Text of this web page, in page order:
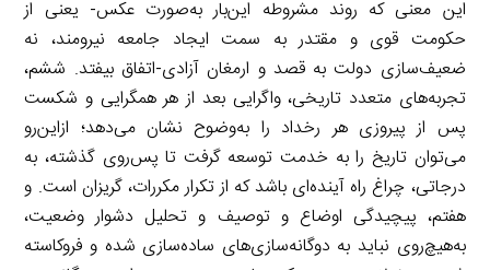
این معنی که روند مشروطه این‌بار به‌صورت عکس- یعنی از
حکومت قوی و مقتدر به سمت ایجاد جامعه نیرومند، نه
ضعیف‌سازی دولت به قصد و ارمغان آزادی-اتفاق بیفتد. ششم،
تجربه‌های متعدد تاریخی، واگرایی بعد از هر همگرایی و شکست
پس از پیروزی هر رخداد را به‌وضوح نشان می‌دهد؛ ازاین‌رو
می‌توان تاریخ را به خدمت توسعه گرفت تا پس‌روی گذشته، به
درجاتی، چراغ راه آینده‌ای باشد که از تکرار مکررات، گریزان است. و
هفتم، پیچیدگی اوضاع و توصیف و تحلیل دشوار وضعیت،
به‌هیچ‌روی نباید به دوگانه‌سازی‌های ساده‌سازی شده و فروکاسته